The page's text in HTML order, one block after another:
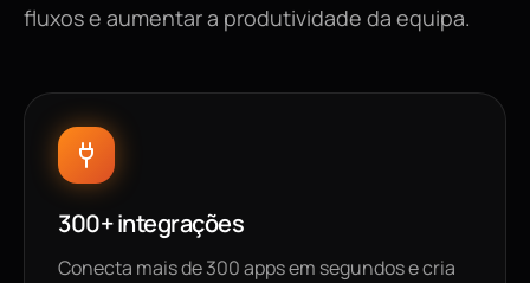
fluxos e aumentar a produtividade da equipa.
300+ integrações
Conecta mais de 300 apps em segundos e cria